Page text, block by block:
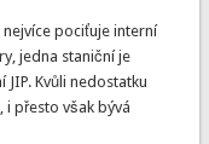
pociťuje interní
jedna staniční je
Kvůli nedostatku
i přesto však bývá